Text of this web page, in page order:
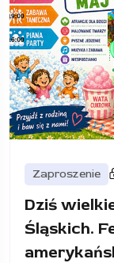
Zaproszenie
Dziś
Śląskich.